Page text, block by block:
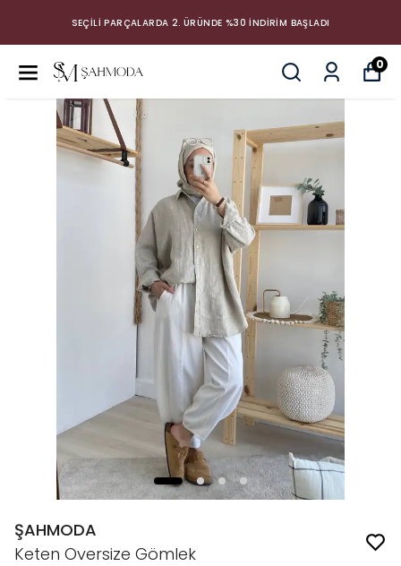
SEÇİLİ PARÇALARDA 2. ÜRÜNDE %30 İNDİRİM BAŞLADI
0
ŞAHMODA
Keten Oversize Gömlek